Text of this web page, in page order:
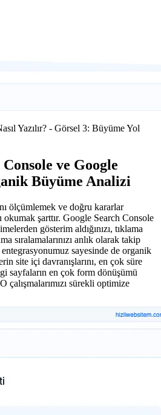
Yazılır? - Görsel 3: Büyüme Yol
ve Google
Büyüme Analizi
ölçümlemek ve doğru kararlar
şarttır. Google Search Console
gösterim aldığınızı, tıklama
sıralamalarınızı anlık olarak takip
sayesinde de organik
site içi davranışlarını, en çok süre
sayfaların en çok form dönüşümü
çalışmalarımızı sürekli optimize